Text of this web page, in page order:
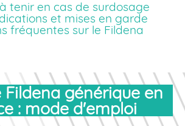
tenir en cas de surdosage
et mises en garde
fréquentes sur le Fildena
: mode d'emploi